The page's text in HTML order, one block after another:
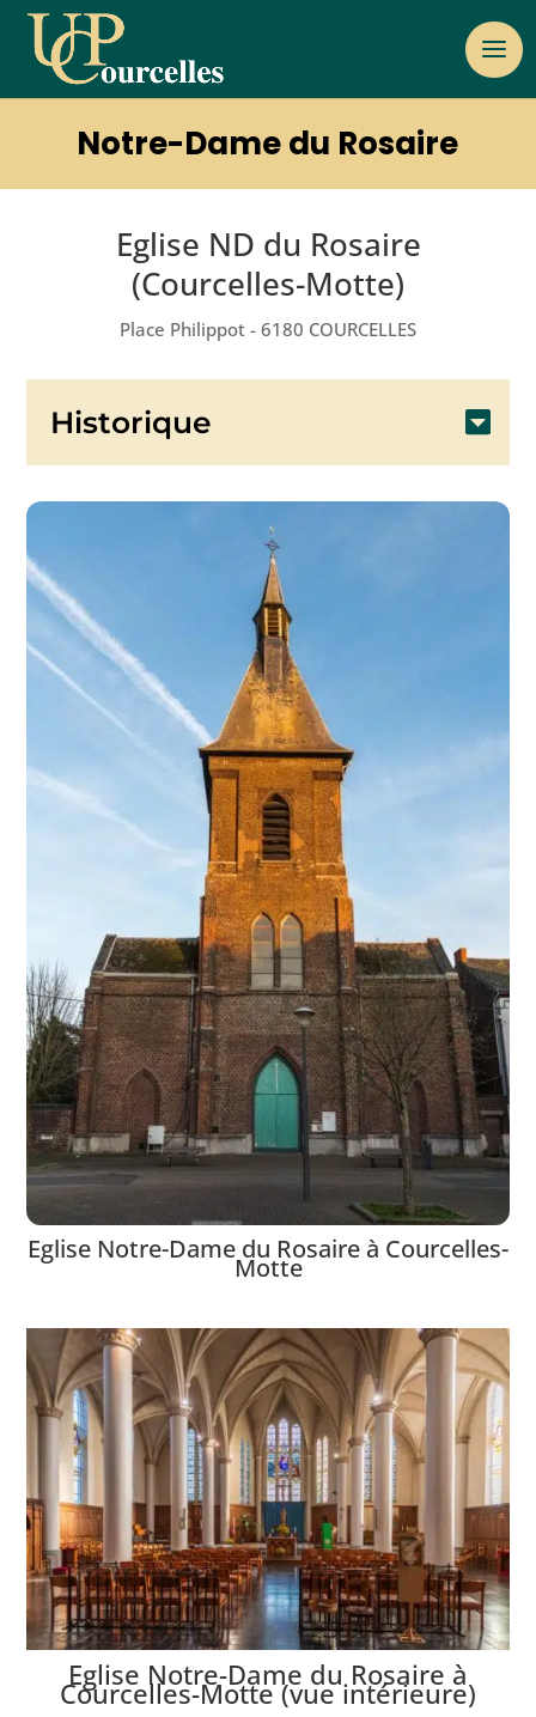
Notre-Dame du Rosaire
Eglise ND du Rosaire
(Courcelles-Motte)
Place Philippot - 6180 COURCELLES
Historique
Eglise Notre-Dame du Rosaire à Courcelles-
Motte
Eglise Notre-Dame du Rosaire à
Courcelles-Motte (vue intérieure)